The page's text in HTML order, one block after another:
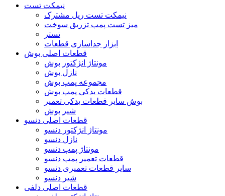
نیمکت تست
نیمکت تست ریل مشترک
میز تست پمپ تزریق سوخت
تستر
ابزار جداسازی قطعات
قطعات اصلی بوش
مونتاژ انژکتور بوش
نازل بوش
مجموعه پمپ بوش
قطعات یدکی پمپ بوش
بوش سایر قطعات یدکی تعمیر
شیر بوش
قطعات اصلی دنسو
مونتاژ انژکتور دنسو
نازل دنسو
مونتاژ پمپ دنسو
قطعات تعمیر پمپ دنسو
سایر قطعات تعمیری دنسو
شیر دنسو
قطعات اصلی دلفی